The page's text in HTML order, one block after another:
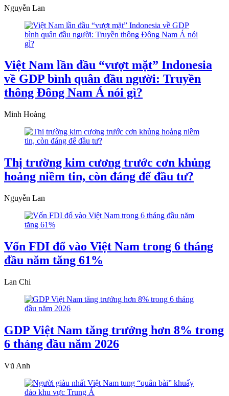
Nguyễn Lan
Việt Nam lần đầu “vượt mặt” Indonesia
về GDP bình quân đầu người: Truyền
thông Đông Nam Á nói gì?
Minh Hoàng
Thị trường kim cương trước cơn khủng
hoảng niềm tin, còn đáng để đầu tư?
Nguyễn Lan
Vốn FDI đổ vào Việt Nam trong 6 tháng
đầu năm tăng 61%
Lan Chi
GDP Việt Nam tăng trưởng hơn 8% trong
6 tháng đầu năm 2026
Vũ Anh